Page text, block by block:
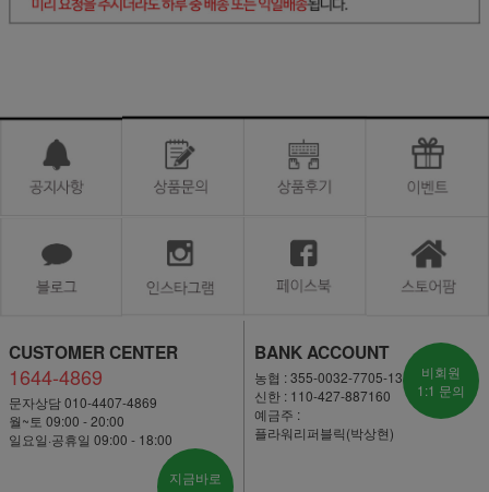
CUSTOMER CENTER
1644-4869
문자상담 010-4407-4869
월~토 09:00 - 20:00
일요일·공휴일 09:00 - 18:00
지금바로
BANK ACCOUNT
농협 : 355-0032-7705-13
신한 : 110-427-887160
예금주 :
플라워리퍼블릭(박상현)
비회원
1:1 문의